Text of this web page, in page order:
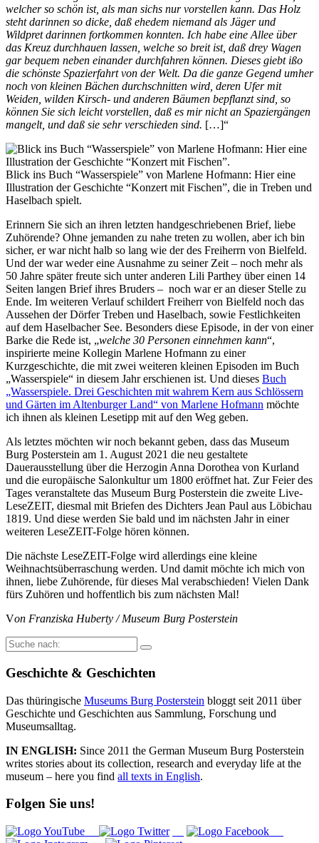
welcher so schön ist, als man sichs nur vorstellen kann. Das Holz
steht darinnen so dicke, daß ehedem niemand als Jäger und
Wildpret darinnen fortkommen konnten. Ich habe eine Allee über
das Kreuz durchhauen lassen, welche so breit ist, daß drey Wagen
gar bequem neben einander durchfahren können. Dieses giebt ißo
die schönste Spazierfahrt von der Welt. Da die ganze Gegend umher
noch von kleinen Bächen durchschnitten wird, deren Ufer mit
Weiden, wilden Kirsch- und anderen Bäumen bepflanzt sind, so
können Sie sich leicht vorstellen, daß es mir nicht an Spaziergängen
mangelt, und daß sie sehr verschieden sind. […]“
Blick ins Buch “Wasserspiele” von Marlene Hofmann: Hier eine
Illustration der Geschichte “Konzert mit Fischen”, die in Treben und
Haselbach spielt.
Erinnern Sie sich an ihren letzten handgeschriebenen Brief, liebe
Zuhörende? Ohne jemanden zu nahe treten zu wollen, aber ich bin
sicher, er war nicht halb so lang wie der des Freiherrn von Bielfeld.
Und der war weder eine Ausnahme zu seiner Zeit – noch mehr als
50 Jahre später freute sich unter anderen Lili Parthey über einen 14
Seiten langen Brief ihres Bruders – noch war er an dieser Stelle zu
Ende. Im weiteren Verlauf schildert Freiherr von Bielfeld noch das
Aussehen der Dörfer Treben und Haselbach, sowie Festlichkeiten
auf dem Haselbacher See. Besonders diese Episode, in der von einer
Barke die Rede ist, „welche 30 Personen einnehmen kann“,
inspirierte meine Kollegin Marlene Hofmann zu einer
Kurzgeschichte, die mit zwei weiteren kleinen Episoden im Buch
„Wasserspiele“ in diesem Jahr erschienen ist. Und dieses Buch
„Wasserspiele. Drei Geschichten mit wahrem Kern aus Schlössern
und Gärten im Altenburger Land“ von Marlene Hofmann möchte
ich ihnen als kleinen Lesetipp mit auf den Weg geben.
Als letztes möchten wir noch bekannt geben, dass das Museum
Burg Posterstein am 1. August 2021 die neu gestaltete
Dauerausstellung über die Herzogin Anna Dorothea von Kurland
und die europäische Salonkultur um 1800 eröffnet hat. Zur Feier des
Tages veranstaltete das Museum Burg Posterstein die zweite Live-
LeseZEIT, diesmal mit Briefen des Dichters Jean Paul aus Löbichau
1819. Und diese werden Sie bald und im nächsten Jahr in einer
weiteren LeseZEIT-Folge hören können.
Die nächste LeseZEIT-Folge wird allerdings eine kleine
Weihnachtsüberraschung werden. Und damit möchte ich mich von
ihnen, liebe Zuhörende, für dieses Mal verabschieden! Vielen Dank
fürs Zuhören und hoffentlich bis zum nächsten Mal!
Von Franziska Huberty / Museum Burg Posterstein
Suche
nach:
Geschichte & Geschichten
Das thüringische Museums Burg Posterstein bloggt seit 2011 über
Geschichte und Geschichten aus Sammlung, Forschung und
Museumsalltag.
IN ENGLISH: Since 2011 the German Museum Burg Posterstein
writes stories about its collection, research and everyday life at the
museum – here you find all texts in English.
Folgen Sie uns!